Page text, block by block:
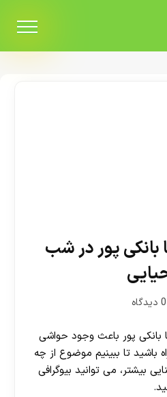
پور در شب
0 دیدگاه
پور باعث وجود حواشی
باشید تا ببینیم موضوع از چه
بیشتر، می توانید بیوگرافی